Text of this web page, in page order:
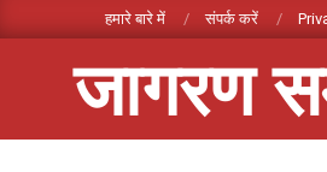
to
हमारे बारे में संपर्क करें
जागरण